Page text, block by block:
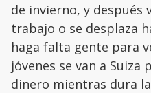
de invierno, y después
trabajo o se desplaza
haga falta gente para
jóvenes se van a Suiza
dinero mientras dura